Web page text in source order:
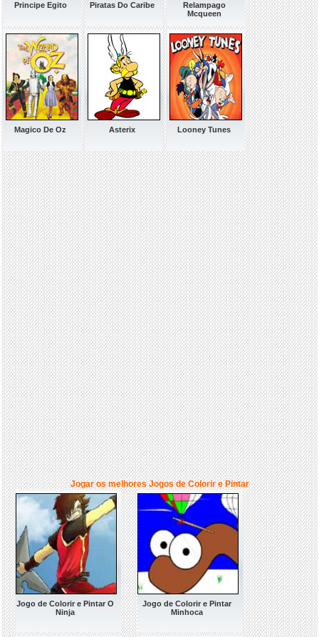
Principe Egito Piratas Do Caribe
Relampago
Mcqueen
Magico De Oz Asterix Looney Tunes
Jogar os melhores Jogos de Colorir e Pintar
Jogo de Colorir e Pintar O
Ninja
Jogo de Colorir e Pintar
Minhoca